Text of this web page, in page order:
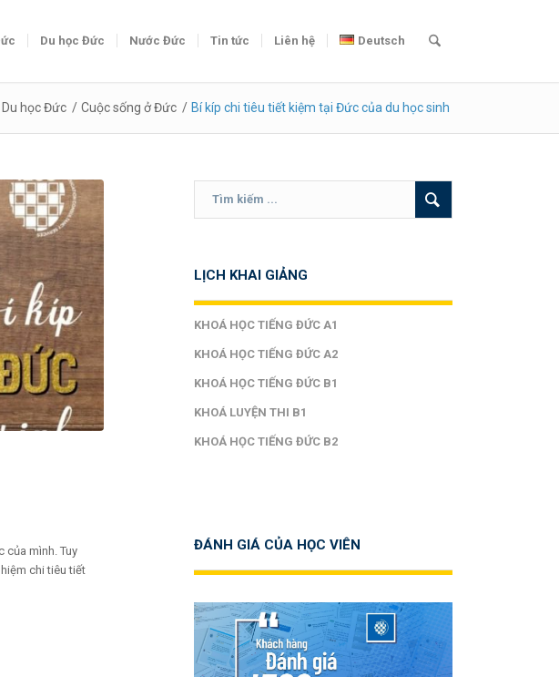
Du học Đức Nước Đức Tin tức Liên hệ Deutsch
Du học Đức / Cuộc sống ở Đức / Bí kíp chi tiêu tiết kiệm tại Đức của du học sinh
mình. Tuy
chi tiêu tiết
LỊCH KHAI GIẢNG
KHOÁ HỌC TIẾNG ĐỨC A1
KHOÁ HỌC TIẾNG ĐỨC A2
KHOÁ HỌC TIẾNG ĐỨC B1
KHOÁ LUYỆN THI B1
KHOÁ HỌC TIẾNG ĐỨC B2
ĐÁNH GIÁ CỦA HỌC VIÊN